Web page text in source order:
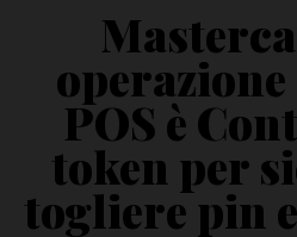
operazione
POS è
token per
togliere pin